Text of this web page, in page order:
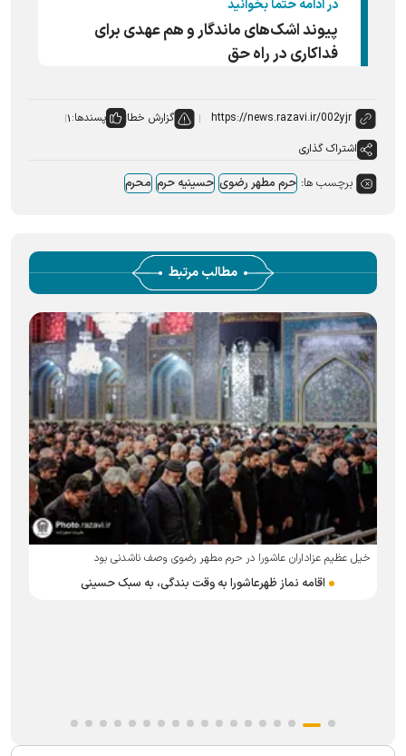
در ادامه حتما بخوانید
پیوند اشک‌های ماندگار و هم عهدی برای
فداکاری در راه حق
گزارش خطا پسندها: ۱
اشتراک گذاری
برچسب ها: حرم مطهر رضوی حسینیه حرم محرم
مطالب مرتبط
خیل عظیم عزاداران عاشورا در حرم مطهر رضوی وصف ناشدنی بود
اقامه نماز ظهرعاشورا به وقت بندگی، به سبک حسینی